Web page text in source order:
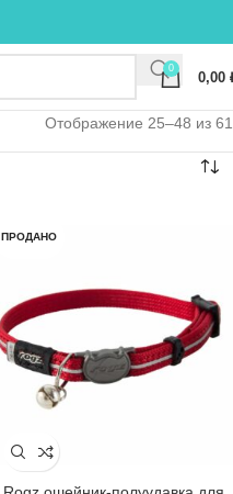
0
0,00
Отображение 25–48 из 61
ПРОДАНО